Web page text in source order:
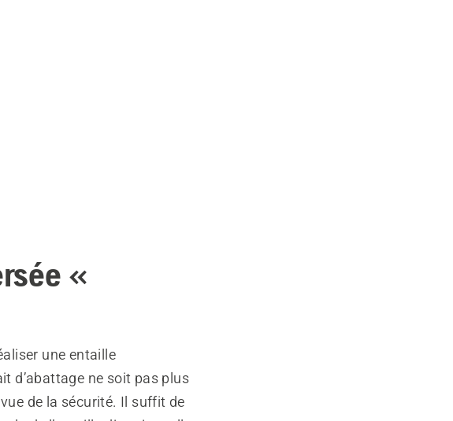
«
une entaille
d’abattage ne soit pas plus
de la sécurité. Il suffit de